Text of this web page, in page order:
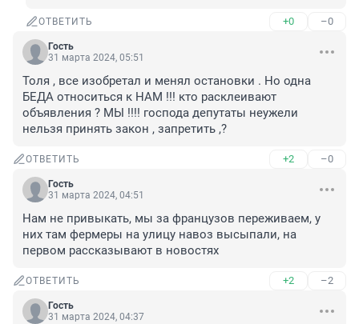
ОТВЕТИТЬ +0 –0
Гость
31 марта 2024, 05:51
Толя , все изобретал и менял остановки . Но одна
БЕДА относиться к НАМ !!! кто расклеивают
объявления ? МЫ !!!! господа депутаты неужели
нельзя принять закон , запретить ,?
ОТВЕТИТЬ +2 –0
Гость
31 марта 2024, 04:51
Нам не привыкать, мы за французов переживаем, у
них там фермеры на улицу навоз высыпали, на
первом рассказывают в новостях
ОТВЕТИТЬ +2 –2
Гость
31 марта 2024, 04:37